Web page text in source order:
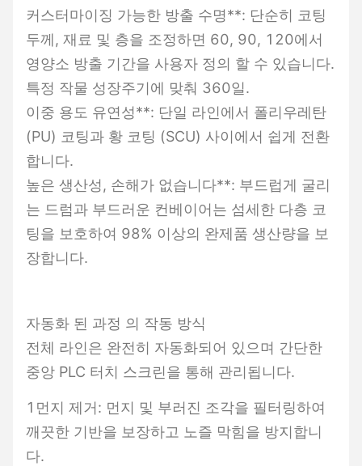
커스터마이징 가능한 방출 수명**: 단순히 코팅
두께, 재료 및 층을 조정하면 60, 90, 120에서
영양소 방출 기간을 사용자 정의 할 수 있습니다.
특정 작물 성장주기에 맞춰 360일.
이중 용도 유연성**: 단일 라인에서 폴리우레탄
(PU) 코팅과 황 코팅 (SCU) 사이에서 쉽게 전환
합니다.
높은 생산성, 손해가 없습니다**: 부드럽게 굴리
는 드럼과 부드러운 컨베이어는 섬세한 다층 코
팅을 보호하여 98% 이상의 완제품 생산량을 보
장합니다.
자동화 된 과정 의 작동 방식
전체 라인은 완전히 자동화되어 있으며 간단한
중앙 PLC 터치 스크린을 통해 관리됩니다.
1먼지 제거: 먼지 및 부러진 조각을 필터링하여
깨끗한 기반을 보장하고 노즐 막힘을 방지합니
다.